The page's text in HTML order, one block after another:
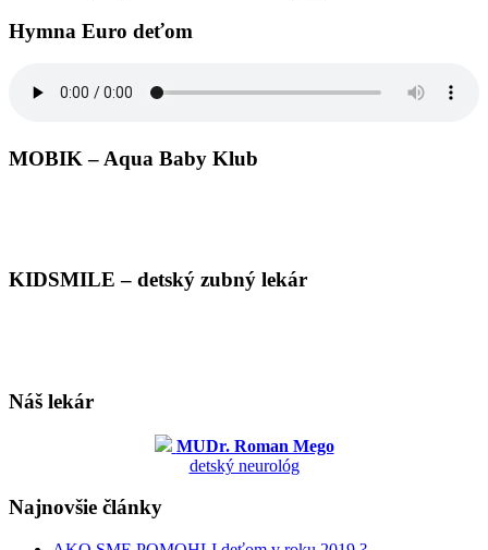
Hymna Euro deťom
MOBIK – Aqua Baby Klub
KIDSMILE – detský zubný lekár
Náš lekár
MUDr. Roman Mego
detský neurológ
Najnovšie články